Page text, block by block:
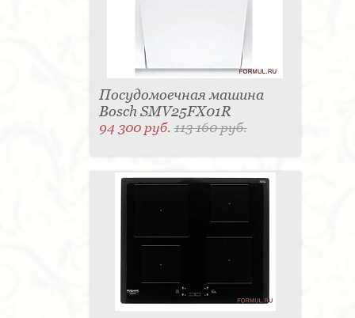
Посудомоечная машина
Bosch SMV25FX01R
94 300 руб.113 160 руб.